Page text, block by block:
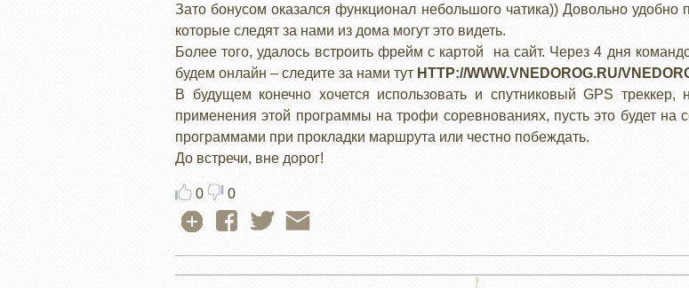
Зато бонусом оказался функционал небольшого чатика)) Довольно
которые следят за нами из дома могут это видеть.
Более того, удалось встроить фрейм с картой на сайт. Через 4 дня
будем онлайн – следите за нами тут HTTP://WWW.VNEDOROG.RU/
В будущем конечно хочется использовать и спутниковый GPS
применения этой программы на трофи соревнованиях, пусть это будет на
программами при прокладки маршрута или честно побеждать.
До встречи, вне дорог!
0 0